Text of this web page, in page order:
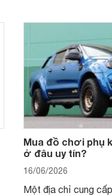
không, dùng được
Mua đồ chơi phụ
ở đâu uy tín?
16/06/2026
Một địa chỉ cung